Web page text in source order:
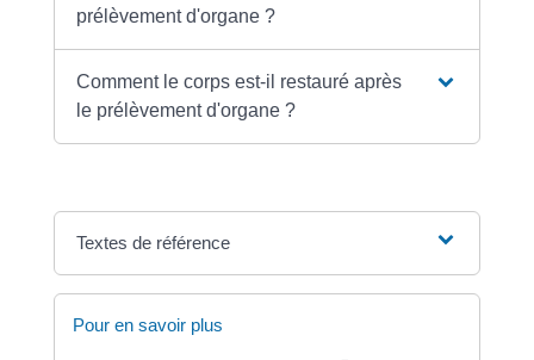
prélèvement d'organe ?
Comment le corps est-il restauré après
le prélèvement d'organe ?
Textes de référence
Pour en savoir plus